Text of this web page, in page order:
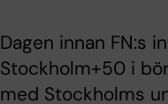
Dagen innan FN:s
Stockholm+50 i
med Stockholms